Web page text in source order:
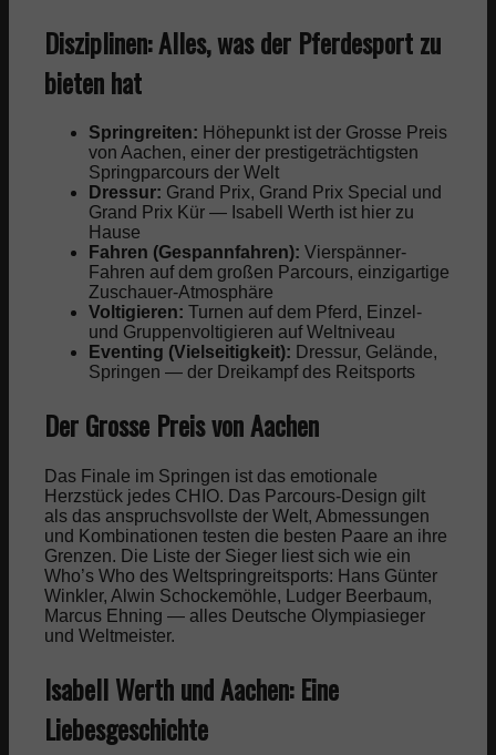
Disziplinen: Alles, was der Pferdesport zu
bieten hat
Springreiten: Höhepunkt ist der Grosse Preis
von Aachen, einer der prestigeträchtigsten
Springparcours der Welt
Dressur: Grand Prix, Grand Prix Special und
Grand Prix Kür — Isabell Werth ist hier zu
Hause
Fahren (Gespannfahren): Vierspänner-
Fahren auf dem großen Parcours, einzigartige
Zuschauer-Atmosphäre
Voltigieren: Turnen auf dem Pferd, Einzel-
und Gruppenvoltigieren auf Weltniveau
Eventing (Vielseitigkeit): Dressur, Gelände,
Springen — der Dreikampf des Reitsports
Der Grosse Preis von Aachen
Das Finale im Springen ist das emotionale
Herzstück jedes CHIO. Das Parcours-Design gilt
als das anspruchsvollste der Welt, Abmessungen
und Kombinationen testen die besten Paare an ihre
Grenzen. Die Liste der Sieger liest sich wie ein
Who’s Who des Weltspringreitsports: Hans Günter
Winkler, Alwin Schockemöhle, Ludger Beerbaum,
Marcus Ehning — alles Deutsche Olympiasieger
und Weltmeister.
Isabell Werth und Aachen: Eine
Liebesgeschichte